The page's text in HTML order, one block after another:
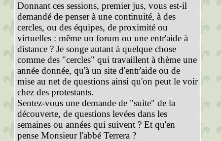
Donnant ces sessions, premier jus, vous est-il
demandé de penser à une continuité, à des
cercles, ou des équipes, de proximité ou
virtuelles : même un forum ou une entr'aide à
distance ? Je songe autant à quelque chose
comme des "cercles" qui travaillent à thème une
année donnée, qu'à un site d'entr'aide ou de
mise au net de questions ainsi qu'on peut le voir
chez des protestants.
Sentez-vous une demande de "suite" de la
découverte, de questions levées dans les
semaines ou années qui suivent ? Et qu'en
pense Monsieur l'abbé Terrera ?